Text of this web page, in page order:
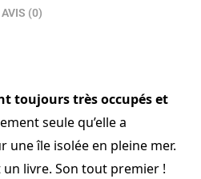
AVIS (0)
toujours très occupés et
seule qu’elle a
une île isolée en pleine mer.
livre. Son tout premier !